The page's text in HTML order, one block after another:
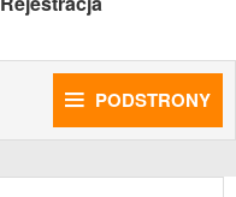
PODSTRONY